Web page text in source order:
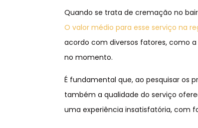
Quando se trata de cremação no
O valor médio para esse serviço na
acordo com diversos fatores, como
no momento.
É fundamental que, ao pesquisar os
também a qualidade do serviço
uma experiência insatisfatória, com